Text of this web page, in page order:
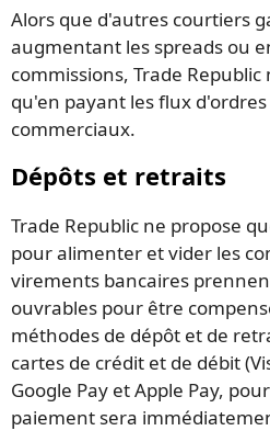
Alors que d'autres courtiers
augmentant les spreads ou
commissions, Trade
qu'en payant les flux
commerciaux.
Dépôts et retraits
Trade Republic ne propose
pour alimenter et vider les
virements bancaires
ouvrables pour être
méthodes de dépôt et de
cartes de crédit et de débit
Google Pay et Apple Pay,
paiement sera